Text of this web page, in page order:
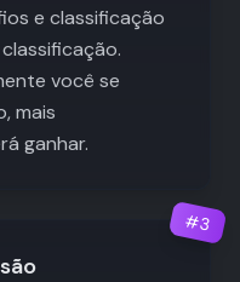
e classificação
você se
mais
ganhar.
#3